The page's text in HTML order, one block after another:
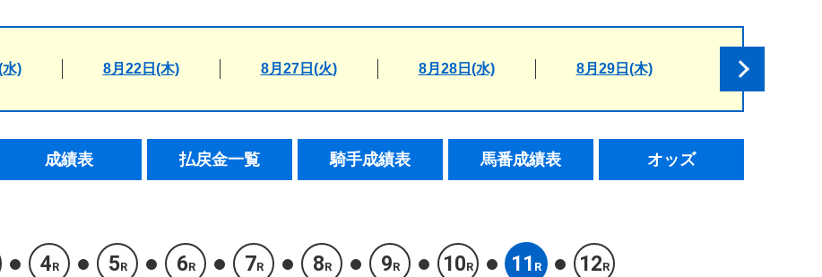
) 8月22日(木) 8月27日(火) 8月28日(水) 8月29日(木)
成績表 払戻金一覧 騎手成績表 馬番成績表 オッズ
4R 5R 6R 7R 8R 9R 10R 11 R 12R